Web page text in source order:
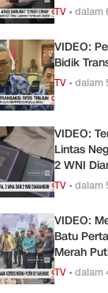
TV •dalam
VIDEO:
Bidik
TV •dalam
VIDEO:
Lintas
2 WNI
TV •dalam
VIDEO:
Batu
Merah
TV •dalam